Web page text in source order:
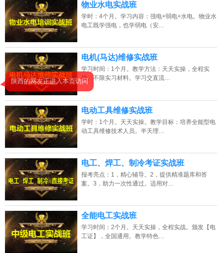
物业水电实战班
学时：4个月。学习内容：强电+弱电+水电。物业水
电工既学强电，也学弱电（安…
电机(马达)维修实战班
学习时间：1个月。教学方法：天天实操，全程实
战。不限实习材料。学习交直流…
电动工具维修实战班
学时：1个月。天天实操。教学目标：培养全能型电
动工具维修技术人员。半天理…
电工、焊工、制冷考证实战班
报考亮点：1，精心辅导。2，提供精准题库和答
案。3，助力一次性通过。适用对…
全能电工实战班
学习时间：2个月。天天实操，全程实战。颁发【电
工证】，全国通用。教学特色…